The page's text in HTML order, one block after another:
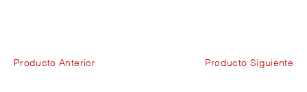
Producto Anterior Producto Siguiente